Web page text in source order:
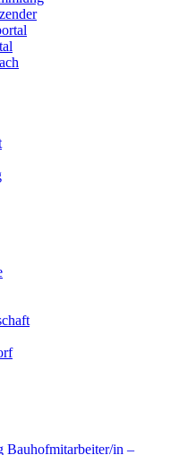
Bauhofmitarbeiter/in –